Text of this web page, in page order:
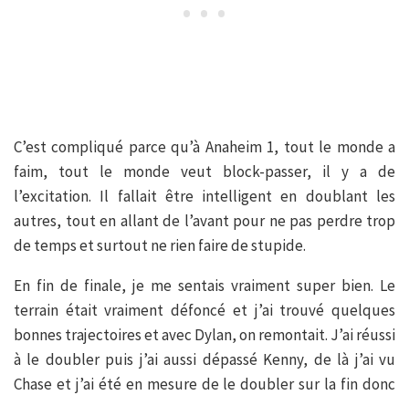
C’est compliqué parce qu’à Anaheim 1, tout le monde a
faim, tout le monde veut block-passer, il y a de
l’excitation. Il fallait être intelligent en doublant les
autres, tout en allant de l’avant pour ne pas perdre trop
de temps et surtout ne rien faire de stupide.
En fin de finale, je me sentais vraiment super bien. Le
terrain était vraiment défoncé et j’ai trouvé quelques
bonnes trajectoires et avec Dylan, on remontait. J’ai réussi
à le doubler puis j’ai aussi dépassé Kenny, de là j’ai vu
Chase et j’ai été en mesure de le doubler sur la fin donc